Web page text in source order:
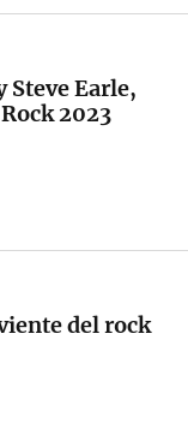
Steve Earle,
2023
del rock